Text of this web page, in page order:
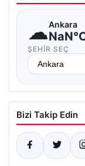
☁Ankara
ŞEHIR SEÇ
Bizi Takip Edin